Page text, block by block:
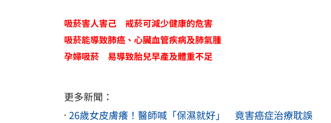
吸菸害人害己 戒菸可減少健康的危害
吸菸能導致肺癌、心臟血管疾病及肺氣腫
孕婦吸菸 易導致胎兒早產及體重不足
更多新聞：
26歲女皮膚癢！醫師喊「保濕就好」 竟害癌症治療耽誤